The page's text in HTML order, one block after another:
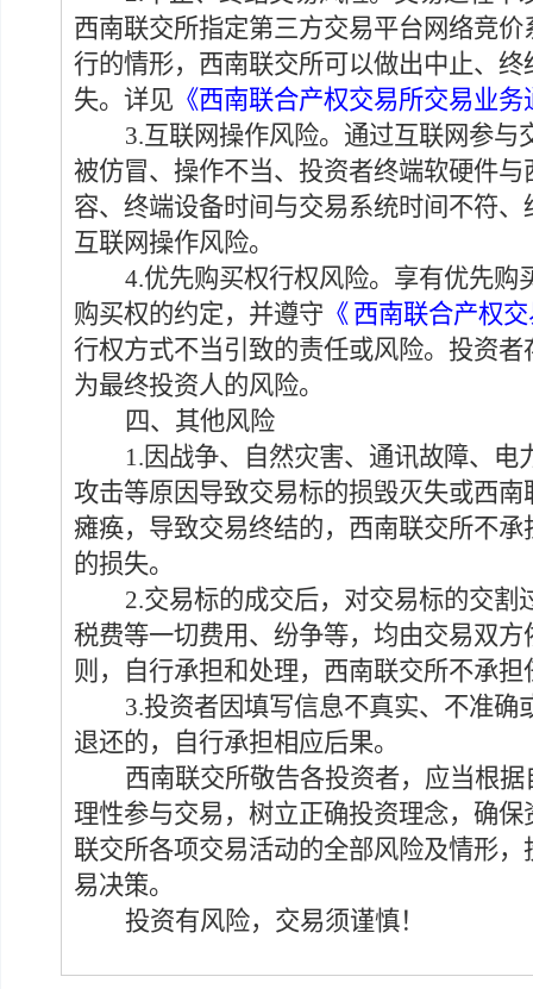
西南联交所指定第三方交易平台网络竞价
行的情形，西南联交所可以做出中止、 终
失。 详见 《西南联合产权交易所交易业
3.互联网操作风险。 通过互联网参与
被仿冒、 操作不当、投资者终端软硬件与
容、 终端设备时间与交易系统时间不符、
互联网操作风险。
4.优先购买权行权风险。 享有优先购
购买权的约定，并遵守 《 西南联合产权
行权方式不当引致的责任或风险。投资
为最终投资人的风险。
四、其他风险
1. 因战争、自然灾害、 通讯故障、电
攻击等原因导致交易标的损毁灭失或西南
瘫痪，导致交易终结的，西南联交所不
的损失。
2.交易标的成交后，对交易标的交
税费等一切费用、纷争等， 均由交易双方
则 ，
自行承担和处理，西南联交所不承担
3.投资者因填写信息不真实、不准确
退还的，自行承担相应后果。
西南联交所敬告各投资者，应当根
理性参与交易，树立正确投资理念， 确保
联交所各项交易活动的全部风险及情形
易决策。
投资有风险，交易须谨慎！